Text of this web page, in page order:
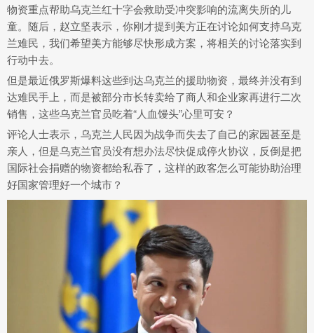
物资重点帮助乌克兰红十字会救助受冲突影响的流离失所的儿
童。随后，赵立坚表示，你刚才提到美方正在讨论如何支持乌克
兰难民，我们希望美方能够尽快形成方案，将相关的讨论落实到
行动中去。
但是最近俄罗斯爆料这些到达乌克兰的援助物资，最终并没有到
达难民手上，而是被部分市长转卖给了商人和企业家再进行二次
销售，这些乌克兰官员吃着“人血馒头”心里可安？
评论人士表示，乌克兰人民因为战争而失去了自己的家园甚至是
亲人，但是乌克兰官员没有想办法尽快促成停火协议，反倒是把
国际社会捐赠的物资都给私吞了，这样的政客怎么可能协助治理
好国家管理好一个城市？